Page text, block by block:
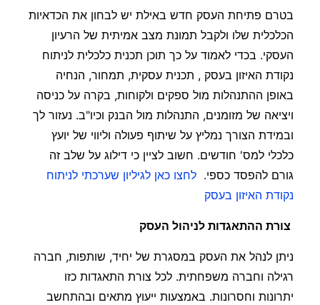
בטרם פתיחת העסק חדש באילת יש לבחון את הכדאיות
הכלכלית שלו ולקבל תמונת מצב אמיתית של הרעיון
העסקי. בכדי לאמוד על כך תוכן תכנית כלכלית לניתוח
נקודת האיזון בעסק , תכנית עסקית, תמחור, הנחיה
באופן ההתנהלות מול ספקים ולקוחות, בקרה על כניסה
ויציאה של מזומנים, התנהלות מול הבנק וכיו"ב. נעזור לך
ובמידת הצורך נמליץ על שיתוף פעולה וליווי של יועץ
כלכלי למס' חודשים. חשוב לציין כי דילוג על שלב זה
גורם להפסד כספי. ‏‏ לחצו כאן לגיליון שערכתי ל‏‏ניתוח
נקודת האיזון בעסק
צורת ההתאגדות לניהול העסק
ניתן לנהל את העסק במסגרת של יחיד, שותפות, חברה
רגילה וחברה משפחתית. לכל צורת התאגדות כזו
יתרונות וחסרונות. באמצעות ייעוץ מתאים ובהתחשב